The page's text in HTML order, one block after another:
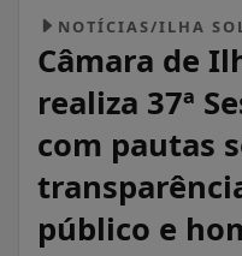
NOTÍCIAS/ILHA
Câmara de
realiza 37ª
com pautas
público e